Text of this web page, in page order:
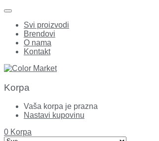
Svi proizvodi
Brendovi
O nama
Kontakt
Korpa
Vaša korpa je prazna
Nastavi kupovinu
0 Korpa